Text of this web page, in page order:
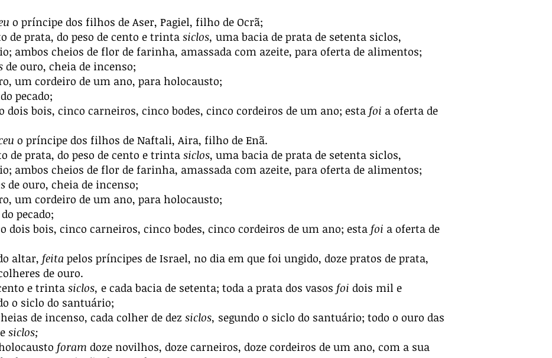
o príncipe dos filhos de Aser, Pagiel, filho de Ocrã;
de prata, do peso de cento e trinta siclos, uma bacia de prata de setenta siclos,
ambos cheios de flor de farinha, amassada com azeite, para oferta de alimentos;
de ouro, cheia de incenso;
um cordeiro de um ano, para holocausto;
pecado;
dois bois, cinco carneiros, cinco bodes, cinco cordeiros de um ano; esta foi a oferta de
o príncipe dos filhos de Naftali, Aira, filho de Enã.
de prata, do peso de cento e trinta siclos, uma bacia de prata de setenta siclos,
ambos cheios de flor de farinha, amassada com azeite, para oferta de alimentos;
de ouro, cheia de incenso;
um cordeiro de um ano, para holocausto;
pecado;
dois bois, cinco carneiros, cinco bodes, cinco cordeiros de um ano; esta foi a oferta de
altar, feita pelos príncipes de Israel, no dia em que foi ungido, doze pratos de prata,
de ouro.
e trinta siclos, e cada bacia de setenta; toda a prata dos vasos foi dois mil e
o siclo do santuário;
de incenso, cada colher de dez siclos, segundo o siclo do santuário; todo o ouro das
siclos;
foram doze novilhos, doze carneiros, doze cordeiros de um ano, com a sua